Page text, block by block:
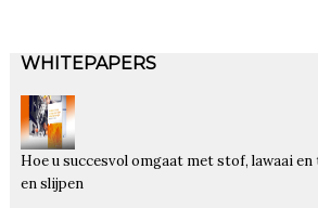
WHITEPAPERS
Hoe u succesvol omgaat met stof, lawaai
en slijpen